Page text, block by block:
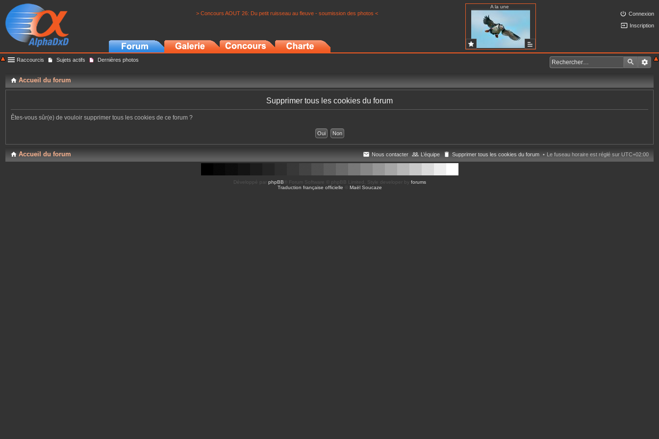
> Concours AOUT 26: Du petit ruisseau au fleuve - soumission des photos <
A la une
Connexion
Inscription
Raccourcis Sujets actifs Dernières photos
Accueil du forum
Supprimer tous les cookies du forum
Êtes-vous sûr(e) de vouloir supprimer tous les cookies de ce forum ?
Accueil du forum Le fuseau horaire est réglé sur UTC+02:00
Supprimer tous les cookies du forum
L’équipe
Nous contacter
Développé par phpBB ® Forum Software © phpBB Limited , Style developer by forums
Traduction française officielle
Maël Soucaze